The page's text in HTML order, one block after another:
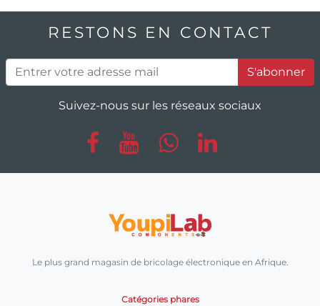
RESTONS EN CONTACT
S'abonner
Suivez-nous sur les réseaux sociaux
Le plus grand magasin de bricolage électronique en Afrique.
Catégories phares